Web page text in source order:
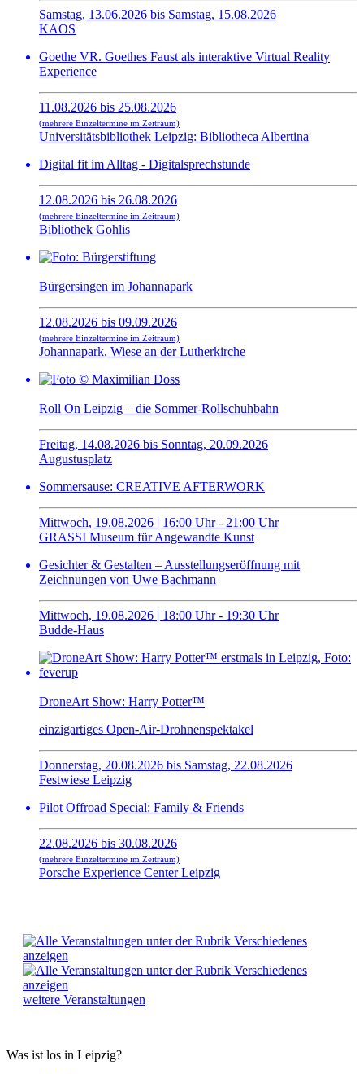
Samstag, 13.06.2026 bis Samstag, 15.08.2026
KAOS
Goethe VR. Goethes Faust als interaktive Virtual Reality
Experience
11.08.2026 bis 25.08.2026
(mehrere Einzeltermine im Zeitraum)
Universitätsbibliothek Leipzig: Bibliotheca Albertina
Digital fit im Alltag - Digitalsprechstunde
12.08.2026 bis 26.08.2026
(mehrere Einzeltermine im Zeitraum)
Bibliothek Gohlis
Bürgersingen im Johannapark
12.08.2026 bis 09.09.2026
(mehrere Einzeltermine im Zeitraum)
Johannapark, Wiese an der Lutherkirche
Roll On Leipzig – die Sommer-Rollschuhbahn
Freitag, 14.08.2026 bis Sonntag, 20.09.2026
Augustusplatz
Sommersause: CREATIVE AFTERWORK
Mittwoch, 19.08.2026 | 16:00 Uhr - 21:00 Uhr
GRASSI Museum für Angewandte Kunst
Gesichter & Gestalten – Ausstellungseröffnung mit
Zeichnungen von Uwe Bachmann
Mittwoch, 19.08.2026 | 18:00 Uhr - 19:30 Uhr
Budde-Haus
DroneArt Show: Harry Potter™
einzigartiges Open-Air-Drohnenspektakel
Donnerstag, 20.08.2026 bis Samstag, 22.08.2026
Festwiese Leipzig
Pilot Offroad Special: Family & Friends
22.08.2026 bis 30.08.2026
(mehrere Einzeltermine im Zeitraum)
Porsche Experience Center Leipzig
weitere Veranstaltungen
Was ist los in Leipzig?